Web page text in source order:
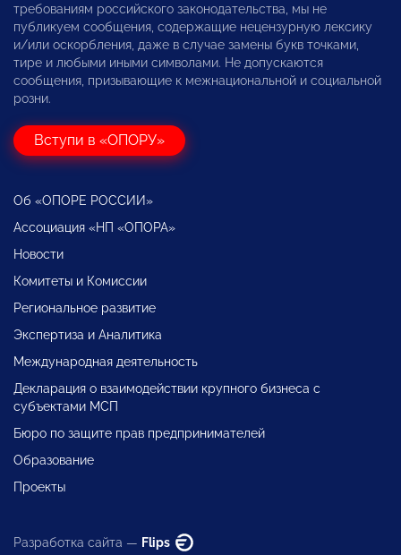
требованиям российского законодательства, мы не
публикуем сообщения, содержащие нецензурную лексику
и/или оскорбления, даже в случае замены букв точками,
тире и любыми иными символами. Не допускаются
сообщения, призывающие к межнациональной и социальной
розни.
Вступи в «ОПОРУ»
Об «ОПОРЕ РОССИИ»
Ассоциация «НП «ОПОРА»
Новости
Комитеты и Комиссии
Региональное развитие
Экспертиза и Аналитика
Международная деятельность
Декларация о взаимодействии крупного бизнеса с
субъектами МСП
Бюро по защите прав предпринимателей
Образование
Проекты
Разработка сайта — Flips